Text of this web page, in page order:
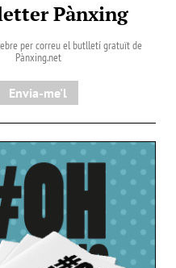
Pànxing
per correu el butlletí gratuït de
Pànxing.net​
Envia-me'l